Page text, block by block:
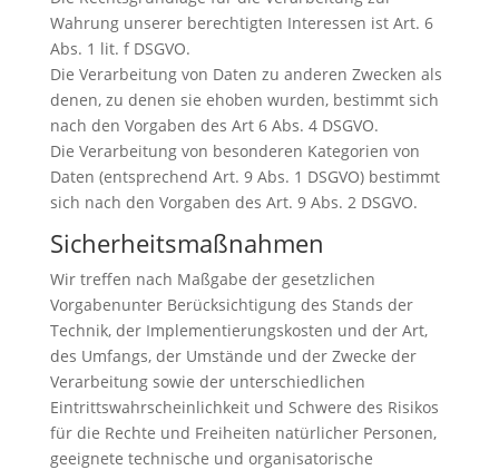
Wahrung unserer berechtigten Interessen ist Art. 6
Abs. 1 lit. f DSGVO.
Die Verarbeitung von Daten zu anderen Zwecken als
denen, zu denen sie ehoben wurden, bestimmt sich
nach den Vorgaben des Art 6 Abs. 4 DSGVO.
Die Verarbeitung von besonderen Kategorien von
Daten (entsprechend Art. 9 Abs. 1 DSGVO) bestimmt
sich nach den Vorgaben des Art. 9 Abs. 2 DSGVO.
Sicherheitsmaßnahmen
Wir treffen nach Maßgabe der gesetzlichen
Vorgabenunter Berücksichtigung des Stands der
Technik, der Implementierungskosten und der Art,
des Umfangs, der Umstände und der Zwecke der
Verarbeitung sowie der unterschiedlichen
Eintrittswahrscheinlichkeit und Schwere des Risikos
für die Rechte und Freiheiten natürlicher Personen,
geeignete technische und organisatorische